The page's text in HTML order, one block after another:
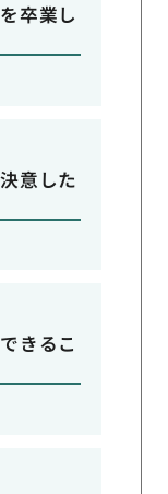
卒業し
意した
きるこ